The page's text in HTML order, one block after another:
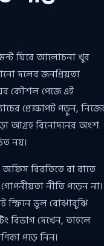
ঘিরে আলোচনা খুব
দলের জনপ্রিয়তা
কৌশল পেজে এই
প্রেক্ষাপট পড়ুন,
আগ্রহ বিনোদনের অংশ
নয়।
অফিস বিরতিতে বা রাতে
নীতি পড়েন না।
স্ক্রিনে ভুল বোঝাবুঝি
বিভাগ দেখেন, তাহলে
পড়ে নিন।